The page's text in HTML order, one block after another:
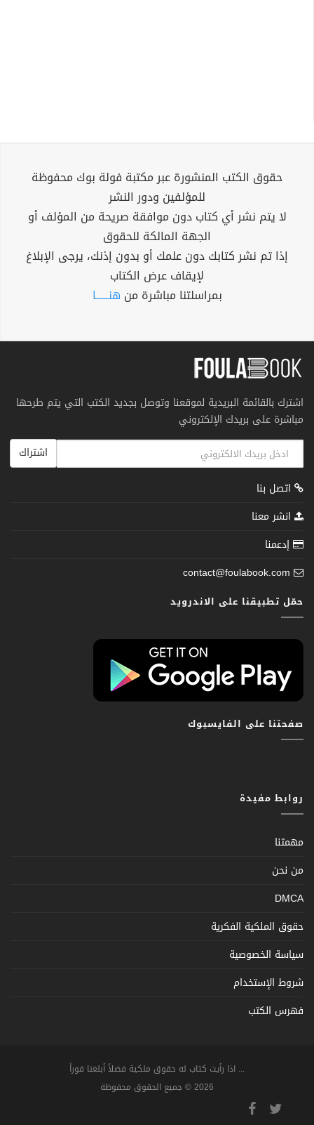
حقوق الكتب المنشورة عبر مكتبة فولة بوك محفوظة
للمؤلفين ودور النشر
لا يتم نشر أي كتاب دون موافقة صريحة من المؤلف أو
الجهة المالكة للحقوق
إذا تم نشر كتابك دون علمك أو بدون إذنك، يرجى الإبلاغ
لإيقاف عرض الكتاب
بمراسلتنا مباشرة من هنــــــا
اشترك بالقائمة البريدية لموقعنا وتوصل بجديد الكتب التي يتم طرحها
مباشرة على بريدك الإلكتروني
اشتراك
اتصل بنا
انشر معنا
إدعمنا
contact@foulabook.com
حمّل تطبيقنا على الاندرويد
صفحتنا على الفايسبوك
روابط مفيدة
مهمتنا
من نحن
DMCA
حقوق الملكية الفكرية
سياسة الخصوصية
شروط الإستخدام
فهرس الكتب
... اذا رأيت كتاب له حقوق ملكية فضلاً أبلغنا فوراً
2026 © جميع الحقوق محفوظة